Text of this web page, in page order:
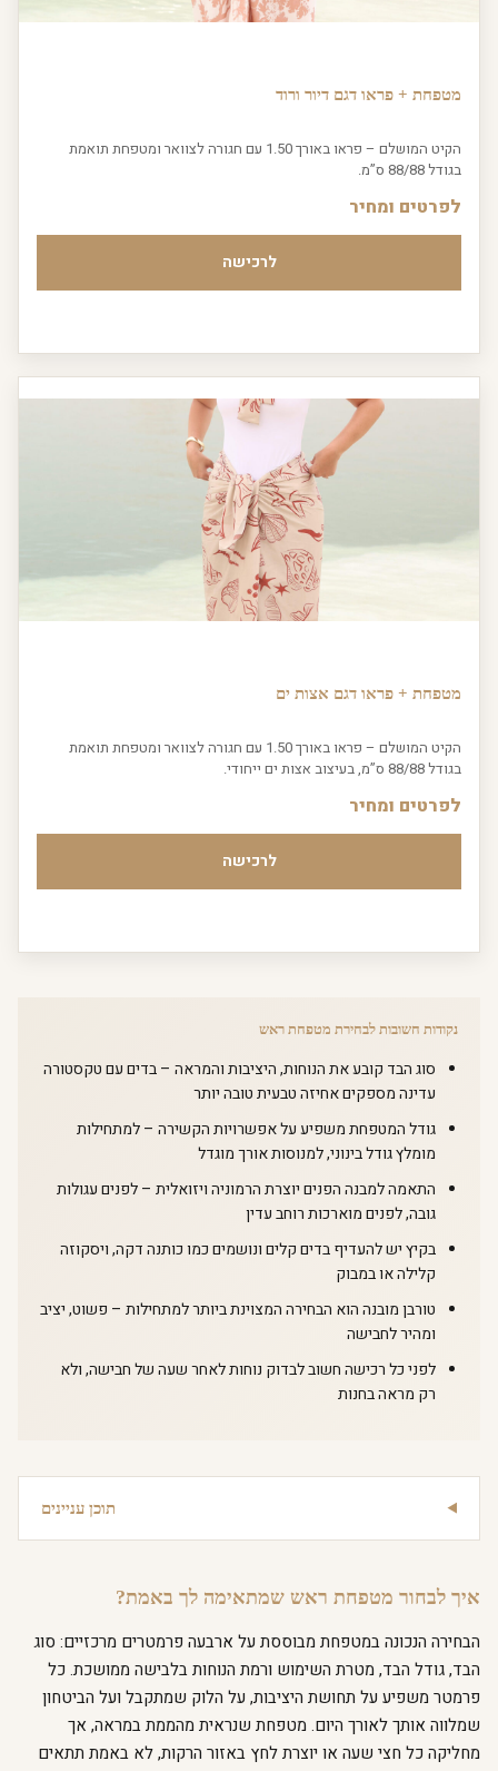
מטפחת + פראו דגם דיור ורוד
הקיט המושלם – פראו באורך 1.50 עם חגורה לצוואר ומטפחת תואמת
בגודל 88/88 ס”מ.
לפרטים ומחיר
לרכישה
מטפחת + פראו דגם אצות ים
הקיט המושלם – פראו באורך 1.50 עם חגורה לצוואר ומטפחת תואמת
בגודל 88/88 ס”מ, בעיצוב אצות ים ייחודי.
לפרטים ומחיר
לרכישה
נקודות חשובות לבחירת מטפחת ראש
סוג הבד קובע את הנוחות, היציבות והמראה – בדים עם טקסטורה
עדינה מספקים אחיזה טבעית טובה יותר
גודל המטפחת משפיע על אפשרויות הקשירה – למתחילות
מומלץ גודל בינוני, למנוסות אורך מוגדל
התאמה למבנה הפנים יוצרת הרמוניה ויזואלית – לפנים עגולות
גובה, לפנים מוארכות רוחב עדין
בקיץ יש להעדיף בדים קלים ונושמים כמו כותנה דקה, ויסקוזה
קלילה או במבוק
טורבן מובנה הוא הבחירה המצוינת ביותר למתחילות – פשוט, יציב
ומהיר לחבישה
לפני כל רכישה חשוב לבדוק נוחות לאחר שעה של חבישה, ולא
רק מראה בחנות
תוכן עניינים
איך לבחור מטפחת ראש שמתאימה לך באמת?
הבחירה הנכונה במטפחת מבוססת על ארבעה פרמטרים מרכזיים: סוג
הבד, גודל הבד, מטרת השימוש ורמת הנוחות בלבישה ממושכת. כל
פרמטר משפיע על תחושת היציבות, על הלוק שמתקבל ועל הביטחון
שמלווה אותך לאורך היום. מטפחת שנראית מהממת במראה, אך
מחליקה כל חצי שעה או יוצרת לחץ באזור הרקות, לא באמת תתאים